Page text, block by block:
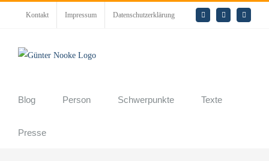
Kontakt Impressum Datenschutzerklärung
E-
Mail
LinkedInRss
Blog Person Schwerpunkte Texte
Presse